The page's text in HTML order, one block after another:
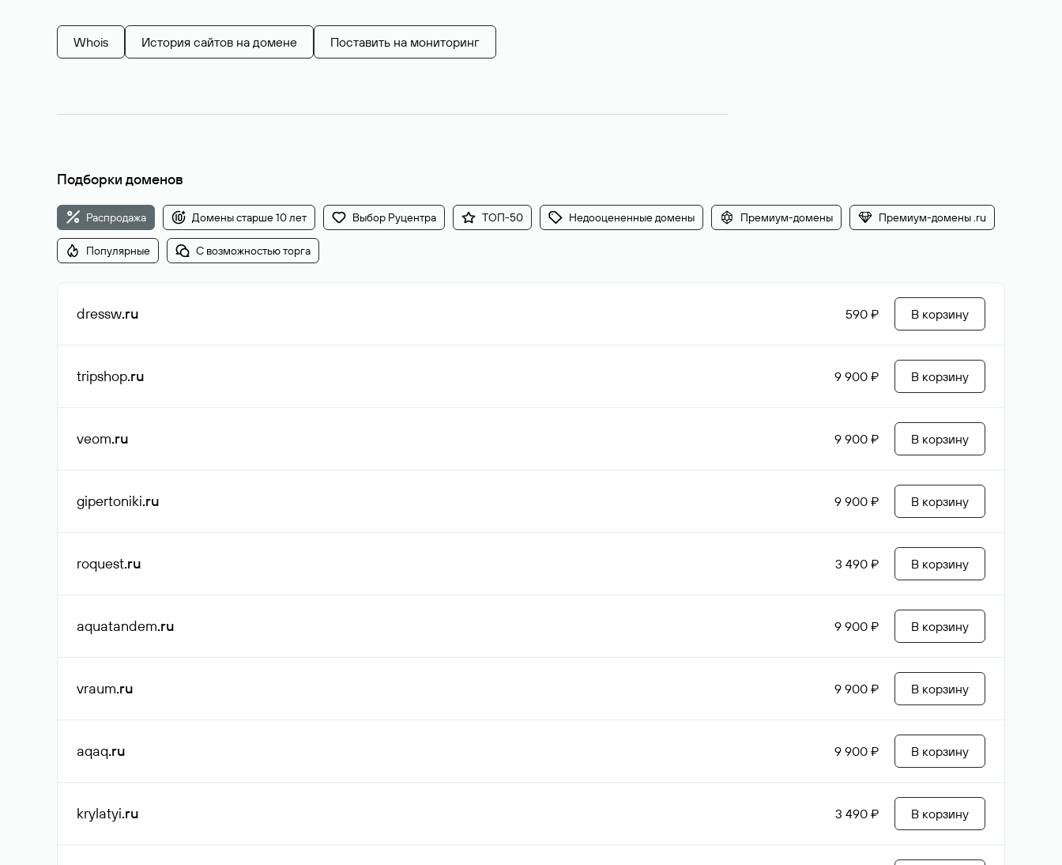
Whois История сайтов на домене Поставить на мониторинг
Подборки доменов
Распродажа Домены старше 10 лет Выбор Руцентра ТОП-50 Недооцененные домены Премиум-домены Премиум-домены .ru
Популярные С возможностью торга
dressw.ru 590 ₽ В корзину
tripshop.ru 9 900 ₽ В корзину
veom.ru 9 900 ₽ В корзину
gipertoniki.ru 9 900 ₽ В корзину
roquest.ru 3 490 ₽ В корзину
aquatandem.ru 9 900 ₽ В корзину
vraum.ru 9 900 ₽ В корзину
aqaq.ru 9 900 ₽ В корзину
krylatyi.ru 3 490 ₽ В корзину